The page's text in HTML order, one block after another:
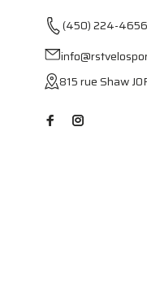
(450) 224-4656
815 rue Shaw